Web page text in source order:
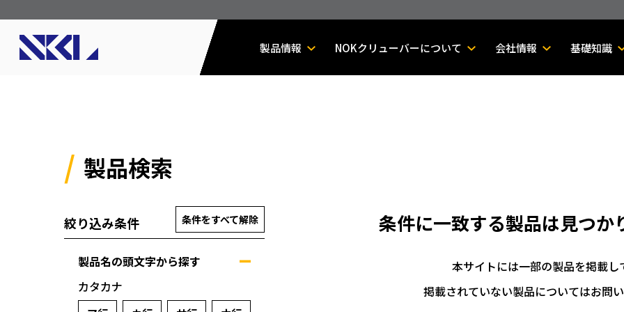
製品情報 NOKクリューバーについて 会社情報 基礎知識
製品検索
絞り込み条件 条件をすべて解除
製品名の頭文字から探す
カタカナ
条件に一致する製品は見つか
本サイトには一部の製品を掲載し
掲載されていない製品についてはお問